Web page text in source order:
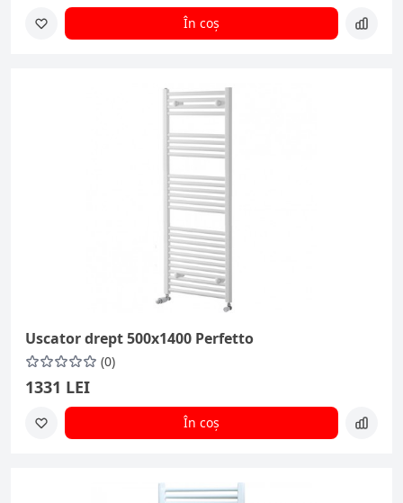
În coș
Uscator drept 500x1400 Perfetto
(0)
1331 LEI
În coș